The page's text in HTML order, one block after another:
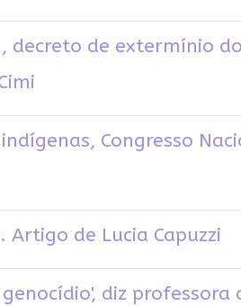
decreto de extermínio
Congresso
de Lucia Capuzzi
diz